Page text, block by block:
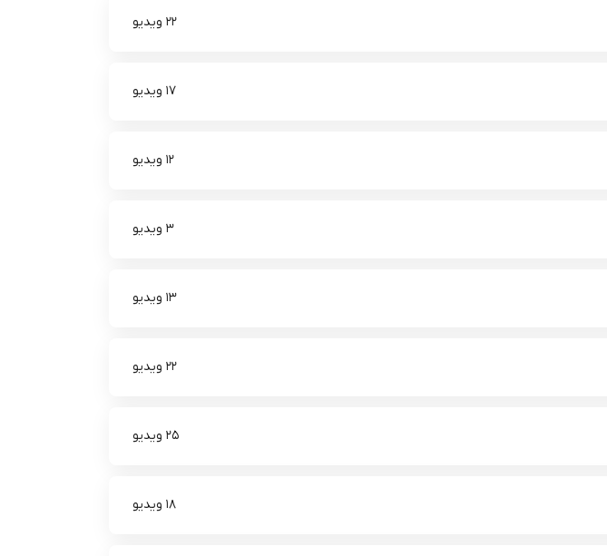
22 ویدیو
17 ویدیو
12 ویدیو
3 ویدیو
13 ویدیو
22 ویدیو
25 ویدیو
18 ویدیو